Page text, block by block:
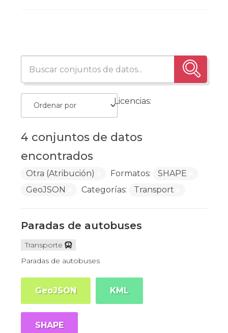
4 conjuntos de datos
encontrados
Licencias:
Otra (Atribución) Formatos:
SHAPE
GeoJSON
Categorías: Transport
Paradas de autobuses
Transporte
Paradas de autobuses
GeoJSON KML
SHAPE